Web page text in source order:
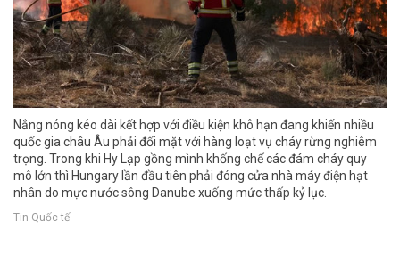
Nắng nóng kéo dài kết hợp với điều kiện khô hạn đang khiến nhiều
quốc gia châu Âu phải đối mặt với hàng loạt vụ cháy rừng nghiêm
trọng. Trong khi Hy Lạp gồng mình khống chế các đám cháy quy
mô lớn thì Hungary lần đầu tiên phải đóng cửa nhà máy điện hạt
nhân do mực nước sông Danube xuống mức thấp kỷ lục.
Tin Quốc tế